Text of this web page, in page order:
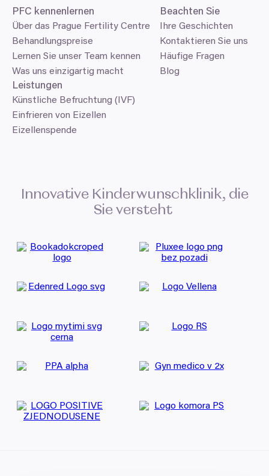
PFC kennenlernen
Über das Prague Fertility Centre
Was uns einzigartig macht
Lernen Sie unser Team kennen
Behandlungspreise
Leistungen
Künstliche Befruchtung (IVF)
Eizellenspende
Einfrieren von Eizellen
Beachten Sie
Ihre Geschichten
Blog
Häufige Fragen
Kontaktieren Sie uns
Innovative Kinderwunschklinik, die
Sie versteht